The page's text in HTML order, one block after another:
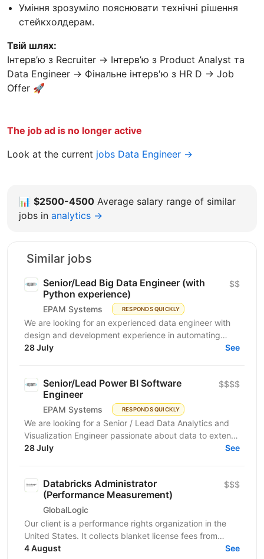
Уміння зрозуміло пояснювати технічні рішення
стейкхолдерам.
Твій шлях:
Інтерв’ю з Recruiter → Інтерв’ю з Product Analyst та
Data Engineer → Фінальне інтерв'ю з HR D → Job
Offer 🚀
The job ad is no longer active
Look at the current jobs Data Engineer →
📊 $2500-4500 Average salary range of similar
jobs in analytics →
Similar jobs
Senior/Lead Big Data Engineer (with
Python experience)
EPAM Systems RESPONDS QUICKLY
$$
We are looking for an experienced data engineer with
design and development experience in automating
scalable and high-performance data processing
28 July See
Senior/Lead Power BI Software
Engineer
EPAM Systems RESPONDS QUICKLY
$$$$
We are looking for a Senior / Lead Data Analytics and
Visualization Engineer passionate about data to extend
our team of professionals. In this role, you...
28 July See
Databricks Administrator
(Performance Measurement)
GlobalLogic
$$$
Our client is a performance rights organization in the
United States. It collects blanket license fees from
businesses that use music, entitling those...
4 August See